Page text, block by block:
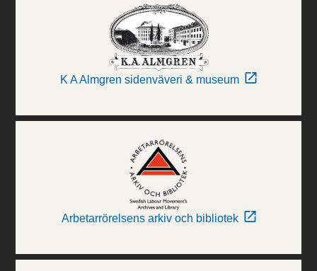
K A Almgren sidenväveri & museum
Arbetarrörelsens arkiv och bibliotek